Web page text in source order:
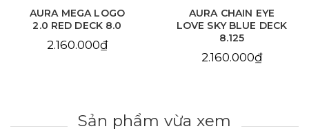
AURA MEGA LOGO
2.0 RED DECK 8.0
2.160.000₫
AURA CHAIN EYE
LOVE SKY BLUE DECK
8.125
2.160.000₫
Sản phẩm vừa xem